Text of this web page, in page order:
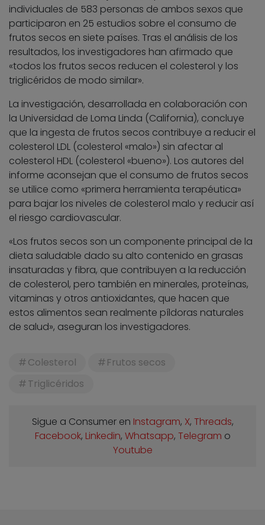
individuales de 583 personas de ambos sexos que
participaron en 25 estudios sobre el consumo de
frutos secos en siete países. Tras el análisis de los
resultados, los investigadores han afirmado que
«todos los frutos secos reducen el colesterol y los
triglicéridos de modo similar».
La investigación, desarrollada en colaboración con
la Universidad de Loma Linda (California), concluye
que la ingesta de frutos secos contribuye a reducir el
colesterol LDL (colesterol «malo») sin afectar al
colesterol HDL (colesterol «bueno»). Los autores del
informe aconsejan que el consumo de frutos secos
se utilice como «primera herramienta terapéutica»
para bajar los niveles de colesterol malo y reducir así
el riesgo cardiovascular.
«Los frutos secos son un componente principal de la
dieta saludable dado su alto contenido en grasas
insaturadas y fibra, que contribuyen a la reducción
de colesterol, pero también en minerales, proteínas,
vitaminas y otros antioxidantes, que hacen que
estos alimentos sean realmente píldoras naturales
de salud», aseguran los investigadores.
Colesterol
Frutos secos
Triglicéridos
Sigue a Consumer en Instagram, X, Threads,
Facebook, Linkedin, Whatsapp, Telegram o
Youtube